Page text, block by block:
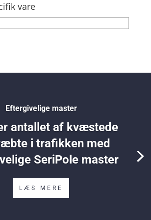
vare
Eftergivelige master
antallet af kvæstede
i trafikken med
SeriPole master
LÆS MERE